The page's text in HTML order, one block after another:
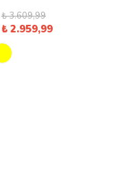
₺ 3.609,99
₺ 2.959,99